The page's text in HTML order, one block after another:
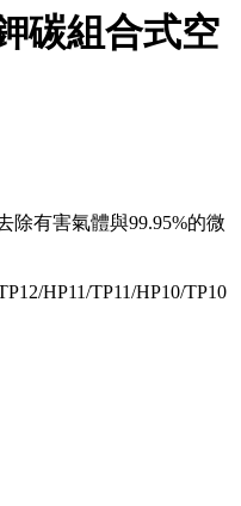
碳組合式空
除有害氣體與99.95%的微
HP11/TP11/HP10/TP10